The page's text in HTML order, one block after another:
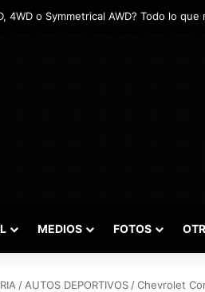
marcaron el inicio del
MEDIOS FOTOS
/ AUTOS DEPORTIVOS / Chevrolet